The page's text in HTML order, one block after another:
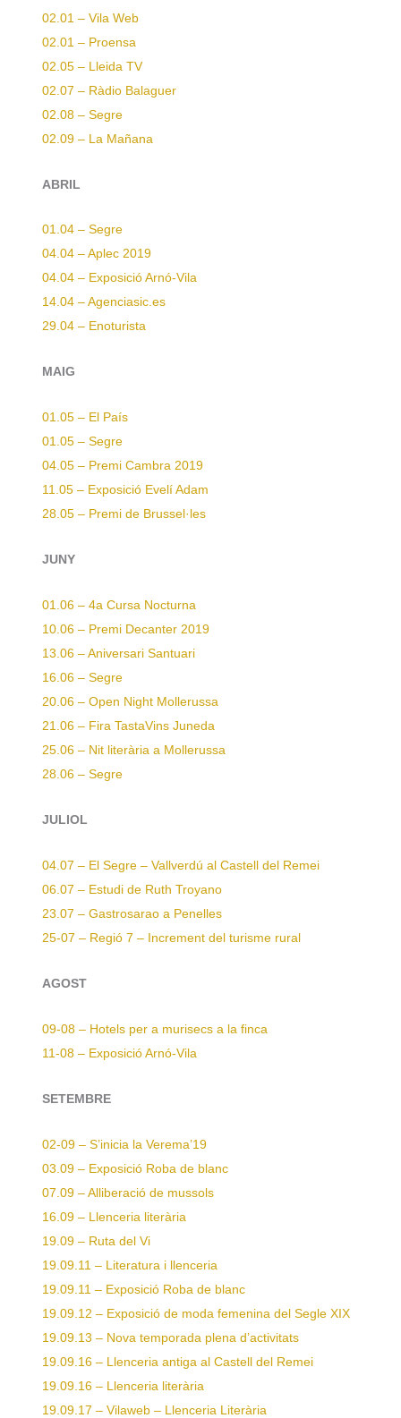
02.01 – Vila Web
02.01 – Proensa
02.05 – Lleida TV
02.07 – Ràdio Balaguer
02.08 – Segre
02.09 – La Mañana
ABRIL
01.04 – Segre
04.04 – Aplec 2019
04.04 – Exposició Arnó-Vila
14.04 – Agenciasic.es
29.04 – Enoturista
MAIG
01.05 – El País
01.05 – Segre
04.05 – Premi Cambra 2019
11.05 – Exposició Evelí Adam
28.05 – Premi de Brussel·les
JUNY
01.06 – 4a Cursa Nocturna
10.06 – Premi Decanter 2019
13.06 – Aniversari Santuari
16.06 – Segre
20.06 – Open Night Mollerussa
21.06 – Fira TastaVins Juneda
25.06 – Nit literària a Mollerussa
28.06 – Segre
JULIOL
04.07 – El Segre – Vallverdú al Castell del Remei
06.07 – Estudi de Ruth Troyano
23.07 – Gastrosarao a Penelles
25-07 – Regió 7 – Increment del turisme rural
AGOST
09-08 – Hotels per a murisecs a la finca
11-08 – Exposició Arnó-Vila
SETEMBRE
02-09 – S’inicia la Verema’19
03.09 – Exposició Roba de blanc
07.09 – Alliberació de mussols
16.09 – Llenceria literària
19.09 – Ruta del Vi
19.09.11 – Literatura i llenceria
19.09.11 – Exposició Roba de blanc
19.09.12 – Exposició de moda femenina del Segle XIX
19.09.13 – Nova temporada plena d’activitats
19.09.16 – Llenceria antiga al Castell del Remei
19.09.16 – Llenceria literària
19.09.17 – Vilaweb – Llenceria Literària